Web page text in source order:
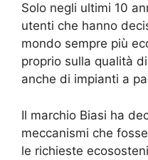
Solo negli ultimi 10
utenti che hanno
mondo sempre più
proprio sulla qualità
anche di impianti a
Il marchio Biasi ha
meccanismi che
le richieste